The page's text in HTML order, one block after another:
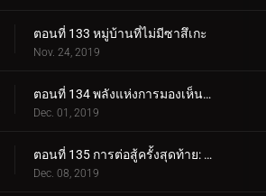
ตอนที่ 133 หมู่บ้านที่ไม่มีซาสึเกะ
Nov. 24, 2019
ตอนที่ 134 พลังแห่งการมองเห็นอนาคต
Dec. 01, 2019
ตอนที่ 135 การต่อสู้ครั้งสุดท้าย: อุราชิกิ
Dec. 08, 2019